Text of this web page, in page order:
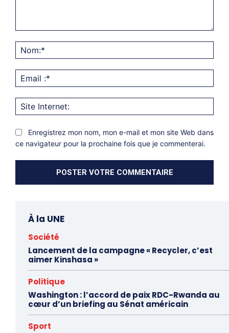
:*
Enregistrez mon nom, mon e-mail et mon site Web dans
ce navigateur pour la prochaine fois que je commenterai.
À la UNE
Société
Lancement de la campagne « Recycler, c’est
aimer Kinshasa »
Politique
Washington : l’accord de paix RDC-Rwanda au
cœur d’un briefing au Sénat américain
Sport